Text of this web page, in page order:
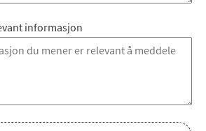
informasjon